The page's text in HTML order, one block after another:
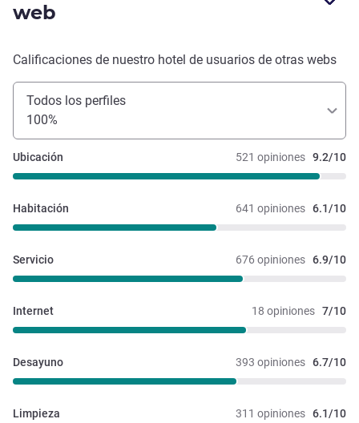
web
Calificaciones de nuestro hotel de usuarios de otras webs
Todos los perfiles
100%
521 opiniones 9.2/10
Ubicación
641 opiniones 6.1/10
Habitación
676 opiniones 6.9/10
Servicio
18 opiniones 7/10
Internet
393 opiniones 6.7/10
Desayuno
311 opiniones 6.1/10
Limpieza